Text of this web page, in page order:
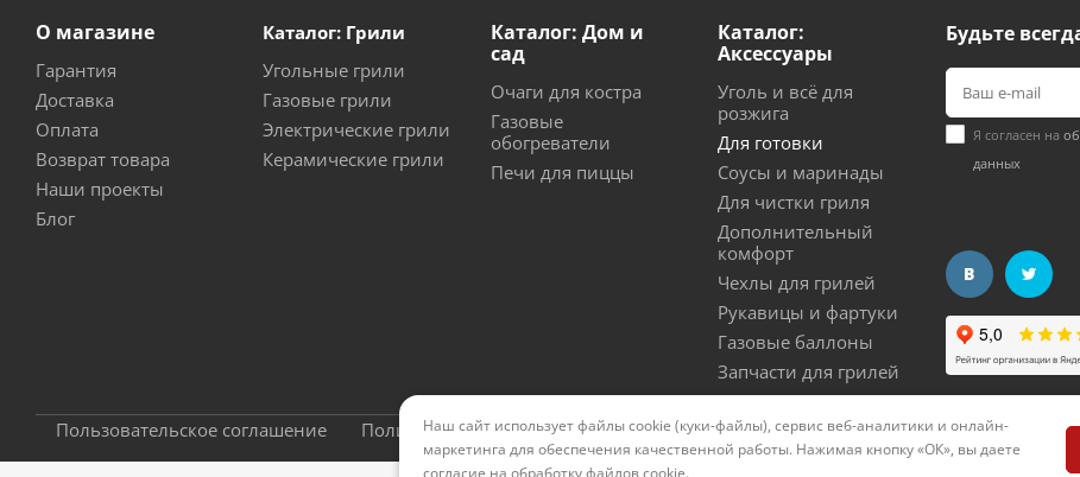
О магазине
Гарантия
Доставка
Оплата
Возврат товара
Наши проекты
Блог
Каталог: Грили
Угольные грили
Газовые грили
Электрические грили
Керамические грили
Каталог: Дом и
сад
Очаги для костра
Газовые
обогреватели
Печи для пиццы
Каталог:
Аксессуары
Уголь и всё для
розжига
Для готовки
Соусы и маринады
Для чистки гриля
Дополнительный
комфорт
Чехлы для грилей
Рукавицы и фартуки
Газовые баллоны
Запчасти для грилей
Будьте
Я согласен на
данных
Пользовательское соглашение Политика конфиденциальности Политика использования cookies
Наш сайт использует файлы cookie (куки-файлы), сервис веб-аналитики и онлайн-
маркетинга для обеспечения качественной работы. Нажимая кнопку «ОК», вы даете
согласие на обработку файлов cookie.